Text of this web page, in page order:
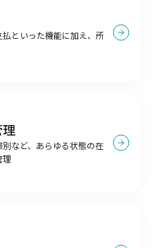
といった機能に加え、所
など、あらゆる状態の在
理